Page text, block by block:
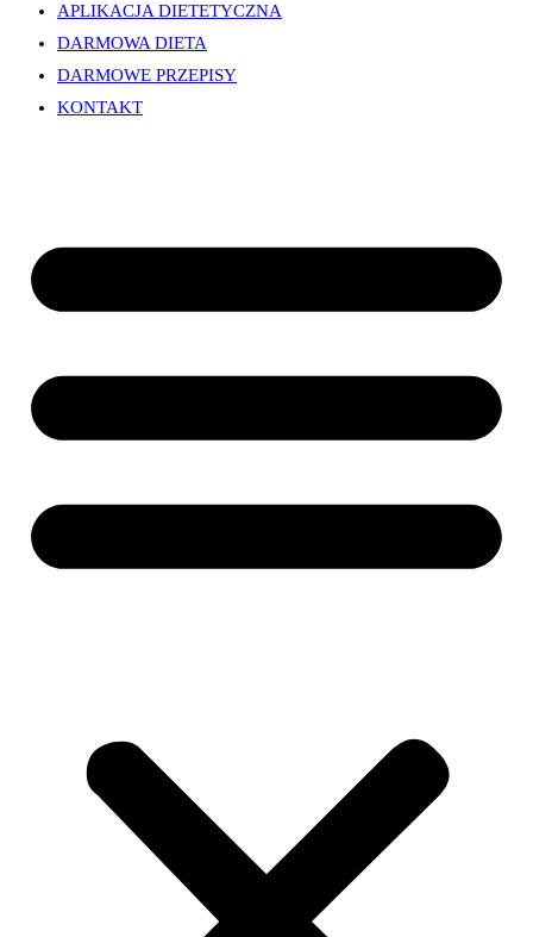
APLIKACJA DIETETYCZNA
DARMOWA DIETA
DARMOWE PRZEPISY
KONTAKT